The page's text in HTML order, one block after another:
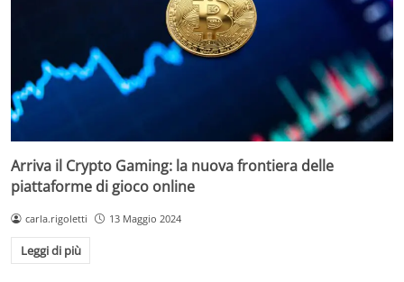
Arriva il Crypto Gaming: la nuova frontiera delle
piattaforme di gioco online
carla.rigoletti 13 Maggio 2024
Leggi di più